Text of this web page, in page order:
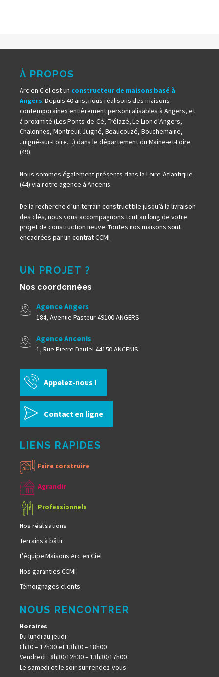
À PROPOS
Arc en Ciel est un constructeur de maisons basé à
Angers. Depuis 40 ans, nous réalisons des maisons
contemporaines entièrement personnalisables à Angers, et
à proximité (Les Ponts-de-Cé, Trélazé, Le Lion d’Angers,
Chalonnes, Montreuil Juigné, Beaucouzé, Bouchemaine,
Juigné-sur-Loire…) dans le département du Maine-et-Loire
(49).
Nous sommes également présents dans la Loire-Atlantique
(44) via notre agence à Ancenis.
De la recherche d’un terrain constructible jusqu’à la livraison
des clés, nous vous accompagnons tout au long de votre
projet de construction neuve. Toutes nos maisons sont
encadrées par un contrat CCMI.
UN PROJET ?
Nos coordonnées
Agence Angers
184, Avenue Pasteur 49100 ANGERS
Agence Ancenis
1, Rue Pierre Dautel 44150 ANCENIS
Appelez-nous !
Contact en ligne
LIENS RAPIDES
Faire construire
Agrandir
Professionnels
Nos réalisations
Terrains à bâtir
L’équipe Maisons Arc en Ciel
Nos garanties CCMI
Témoignages clients
NOUS RENCONTRER
Horaires
Du lundi au jeudi :
8h30 – 12h30 et 13h30 – 18h00
Vendredi : 8h30/12h30 – 13h30/17h00
Le samedi et le soir sur rendez-vous